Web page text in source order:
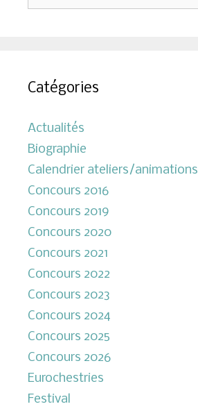
Catégories
Actualités
Biographie
Calendrier ateliers/animations
Concours 2016
Concours 2019
Concours 2020
Concours 2021
Concours 2022
Concours 2023
Concours 2024
Concours 2025
Concours 2026
Eurochestries
Festival